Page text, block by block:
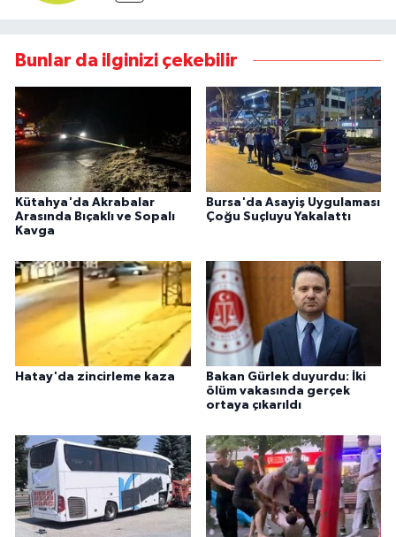
Bunlar da ilginizi çekebilir
Kütahya'da Akrabalar
Arasında Bıçaklı ve Sopalı
Kavga
Bursa'da Asayiş Uygulaması
Çoğu Suçluyu Yakalattı
Hatay'da zincirleme kaza
Bakan Gürlek duyurdu: İki
ölüm vakasında gerçek
ortaya çıkarıldı